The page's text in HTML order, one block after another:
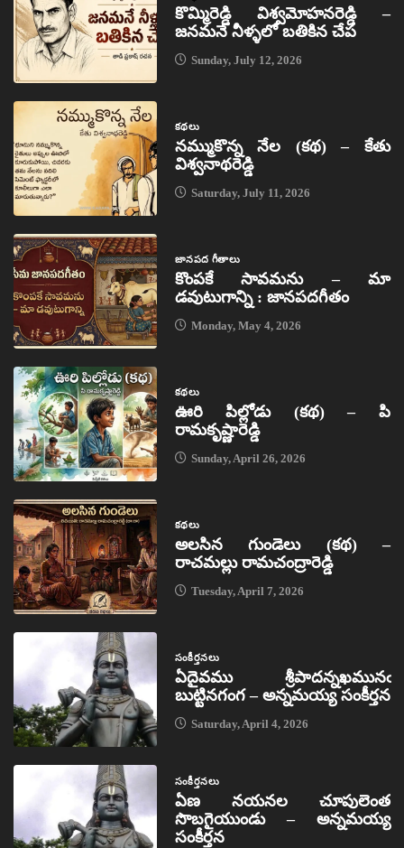
కొమ్మిరెడ్డి విశ్వమోహనరెడ్డి –
జనమనే నీళ్ళలో బతికిన చేప
Sunday, July 12, 2026
కథలు
నమ్ముకొన్న నేల (కథ) – కేతు
విశ్వనాథరెడ్డి
Saturday, July 11, 2026
జానపద గీతాలు
కొంపకే సావమను – మా
డవుటుగాన్ని : జానపదగీతం
Monday, May 4, 2026
కథలు
ఊరి పిల్లోడు (కథ) – పి
రామకృష్ణారెడ్డి
Sunday, April 26, 2026
కథలు
అలసిన గుండెలు (కథ) –
రాచమల్లు రామచంద్రారెడ్డి
Tuesday, April 7, 2026
సంకీర్తనలు
ఏదైవము శ్రీపాదన్నఖమునఁ
బుట్టినగంగ – అన్నమయ్య సంకీర్తన
Saturday, April 4, 2026
సంకీర్తనలు
ఏణ నయనల చూపులెంత
సొబగైయుండు – అన్నమయ్య
సంకీర్తన